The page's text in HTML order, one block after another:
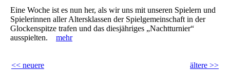
Eine Woche ist es nun her, als wir uns mit unseren Spielern und
Spielerinnen aller Altersklassen der Spielgemeinschaft in der
Glockenspitze trafen und das diesjähriges „Nachtturnier“
ausspielten. mehr
<< neuere ältere >>